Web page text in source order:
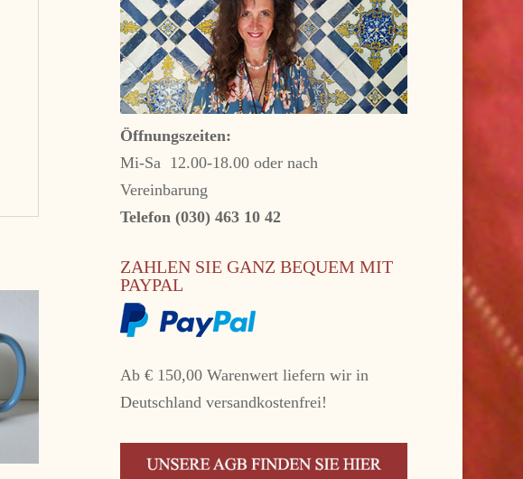
Öffnungszeiten:
Mi-Sa 12.00-18.00 oder nach
Vereinbarung
Telefon (030) 463 10 42
ZAHLEN SIE GANZ BEQUEM MIT
PAYPAL
Ab € 150,00 Warenwert liefern wir in
Deutschland versandkostenfrei!